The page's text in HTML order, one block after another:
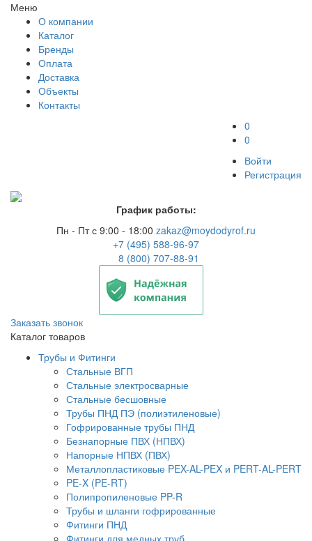
Меню
О компании
Каталог
Бренды
Оплата
Доставка
Объекты
Контакты
0
0
Войти
Регистрация
График работы:
Пн - Пт с 9:00 - 18:00 zakaz@moydodyrof.ru
+7 (495) 588-96-97
8 (800) 707-88-91
Заказать звонок
Каталог товаров
Трубы и Фитинги
Стальные ВГП
Стальные электросварные
Стальные бесшовные
Трубы ПНД ПЭ (полиэтиленовые)
Гофрированные трубы ПНД
Безнапорные ПВХ (НПВХ)
Напорные НПВХ (ПВХ)
Металлопластиковые PEX-AL-PEX и PERT-AL-PERT
PE-X (PE-RT)
Полипропиленовые PP-R
Трубы и шланги гофрированные
Фитинги ПНД
Фитинги для медных труб